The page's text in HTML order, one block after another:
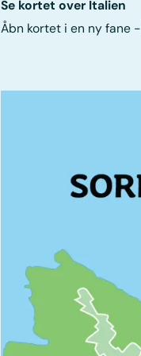
Se kortet over Italien
Åbn kortet i en ny fane -